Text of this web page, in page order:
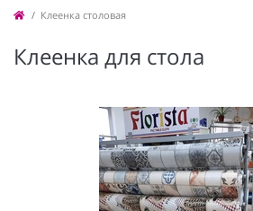
Клеенка столовая
Клеенка для стола